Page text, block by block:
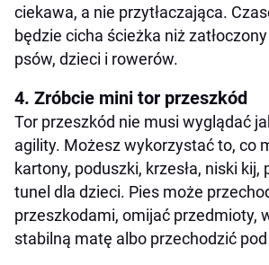
ciekawa, a nie przytłaczająca.
będzie cicha ścieżka niż zatłoczony
psów, dzieci i rowerów.
4. Zróbcie mini tor przeszkód
Tor przeszkód nie musi wyglądać
agility. Możesz wykorzystać to, co
kartony, poduszki, krzesła, niski kij,
tunel dla dzieci. Pies może
przeszkodami, omijać przedmioty,
stabilną matę albo przechodzić pod